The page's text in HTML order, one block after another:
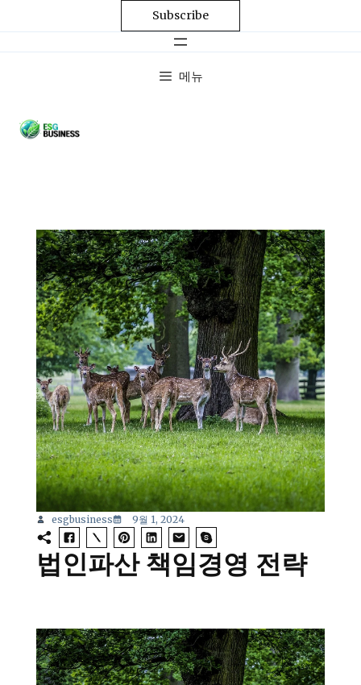
Subscribe
메뉴
esgbusiness 9월 1, 2024
법인파산 책임경영 전략